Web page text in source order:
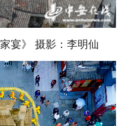
》 摄影：李明仙